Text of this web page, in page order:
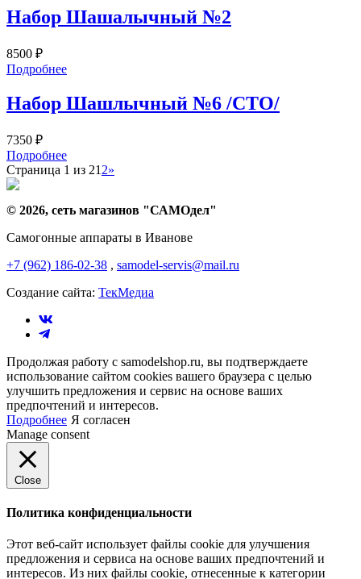
Набор Шашалычный №2
8500 ₽
Подробнее
Набор Шашлычный №6 /СТО/
7350 ₽
Подробнее
Страница 1 из 21 2»
© 2026, сеть магазинов "САМОдел"
Самогонные аппараты в Иванове
+7 (962) 186-02-38 , samodel-servis@mail.ru
Создание сайта: ТекМедиа
Продолжая работу с samodelshop.ru, вы подтверждаете
использование сайтом cookies вашего браузера с целью
улучшить предложения и сервис на основе ваших
предпочтений и интересов.
Подробнее Я согласен
Manage consent
Close
Политика конфиденциальности
Этот веб-сайт использует файлы cookie для улучшения
предложения и сервиса на основе ваших предпочтений и
интересов. Из них файлы cookie, отнесенные к категории